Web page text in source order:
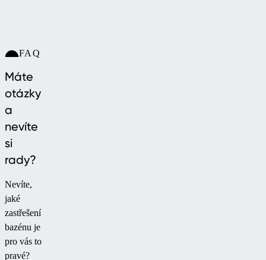
FAQ
Máte
otázky
a
nevíte
si
rady?
Nevíte,
jaké
zastřešení
bazénu je
pro vás to
pravé?